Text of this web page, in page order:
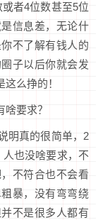
者4位数甚至5位
信息差，无论什
不了解有钱人的
子以后你就会发
么挣的！
要求？
明真的很简单，2
也没啥要求，不
不符合也不会看
暴，没有弯弯绕
不是很多人都有